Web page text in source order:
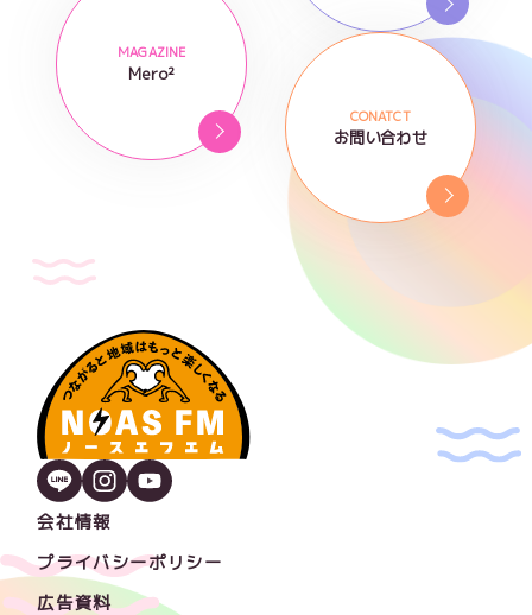
MAGAZINE
Mero²
CONATCT
お問い合わせ
会社情報
プライバシーポリシー
広告資料